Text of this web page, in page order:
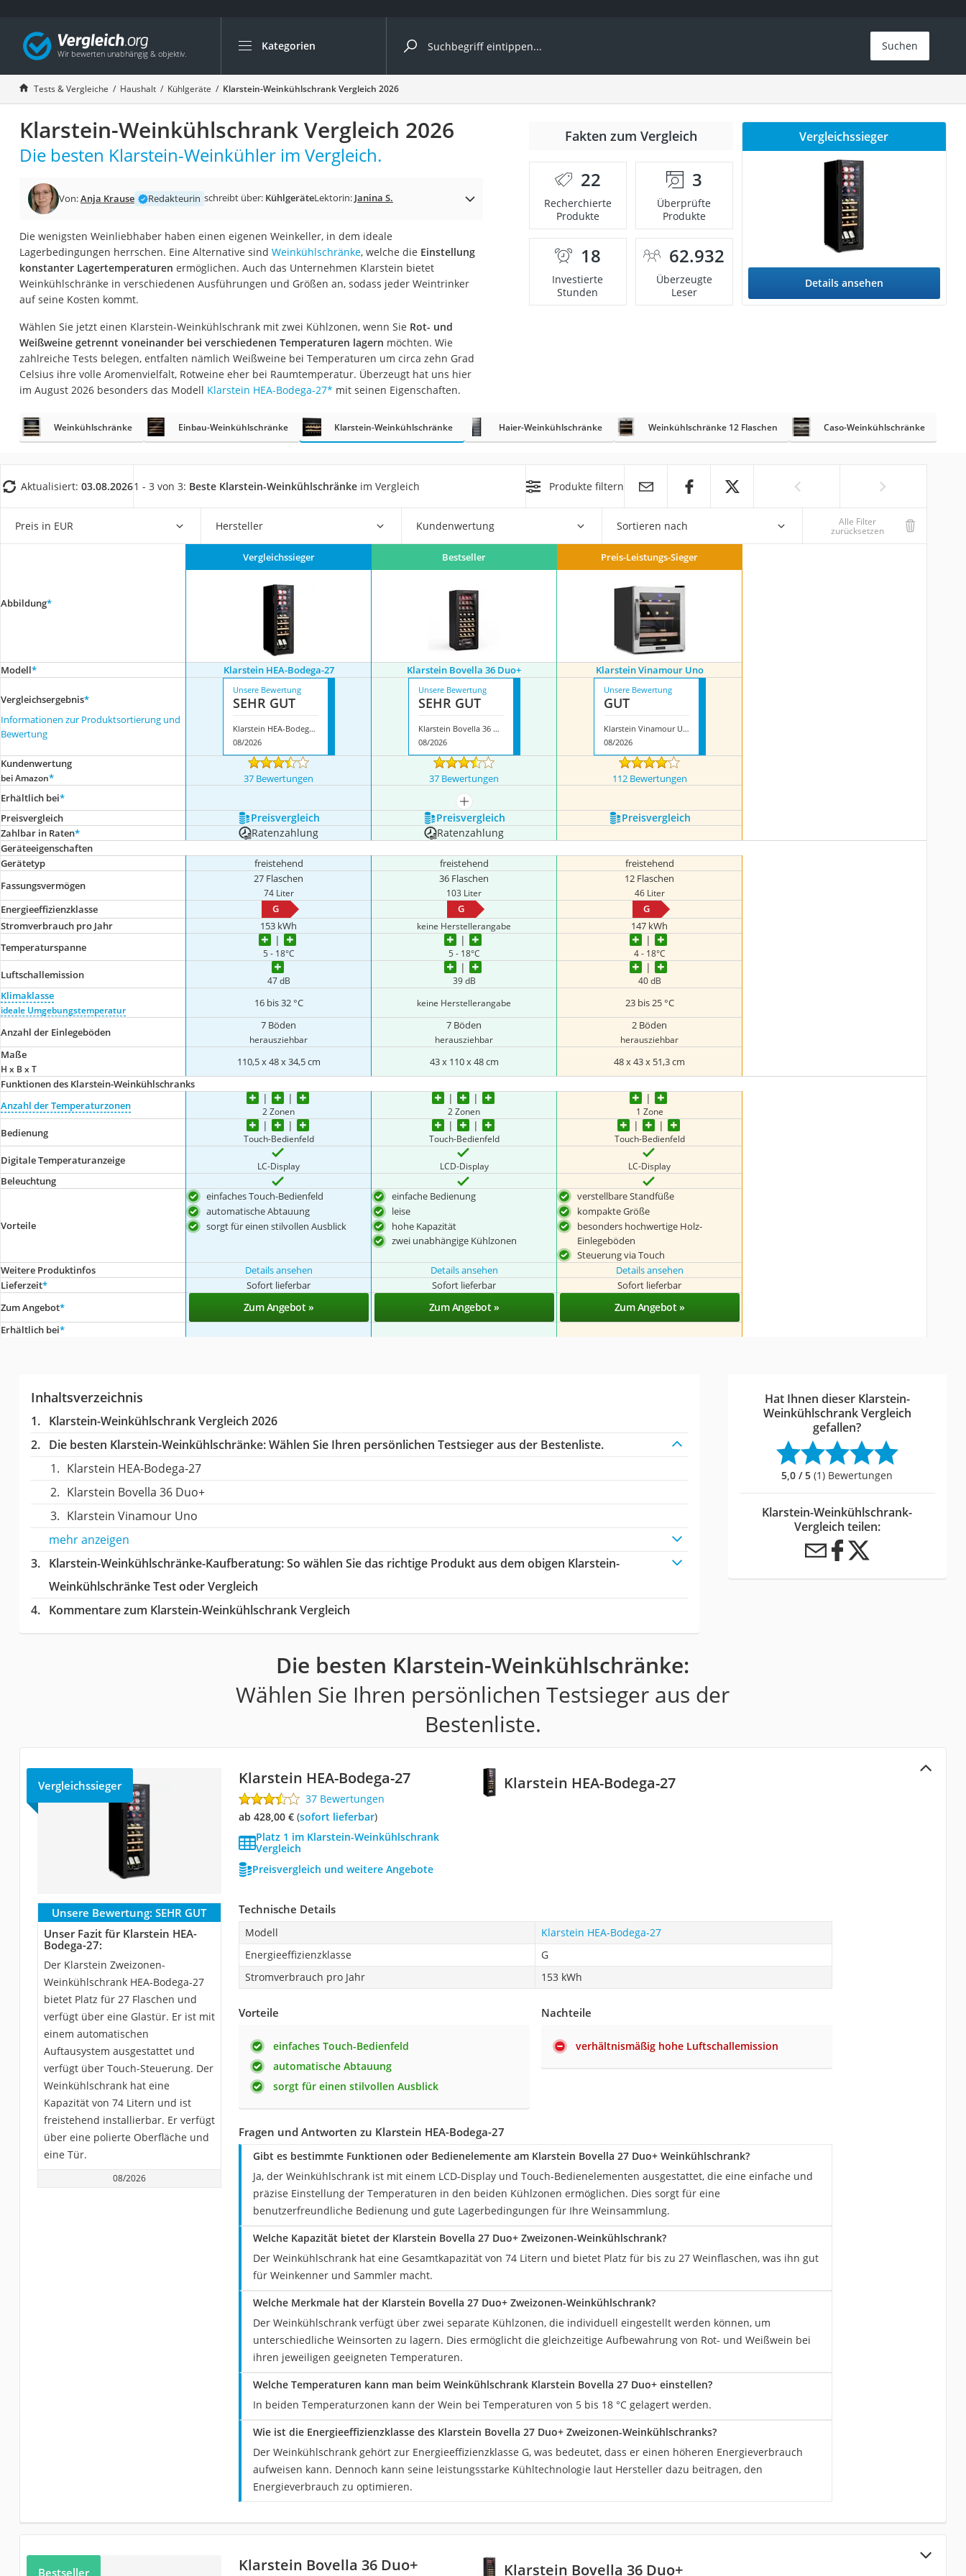
Kategorien
Die beliebtesten Vergleiche nach Kategorie
Haushalt
Wassersprudler
Zentralstaubsauger
Brotbackautomat
Wäschespinne
Spülmaschinentabs
Akku-Staubsauger
Eierkocher
Saug-Wisch-Roboter
Handstaubsauger
Milchaufschäumer
Kondenstrockner
Reiskocher
Heißwasserspender
Ecovacs-Saugroboter
Service
Suchen
Tests & Vergleiche Haushalt Kühlgeräte Klarstein-Weinkühlschrank Vergleich 2026
Klarstein-Weinkühlschrank Vergleich 2026
Die besten Klarstein-Weinkühler im Vergleich.
Von:Anja Krause Redakteurin schreibt über: KühlgeräteLektorin: Janina S.
Die wenigsten Weinliebhaber haben einen eigenen Weinkeller, in dem ideale
Lagerbedingungen herrschen. Eine Alternative sind Weinkühlschränke, welche die Einstellung
konstanter Lagertemperaturen ermöglichen. Auch das Unternehmen Klarstein bietet
Weinkühlschränke in verschiedenen Ausführungen und Größen an, sodass jeder Weintrinker
auf seine Kosten kommt.
Wählen Sie jetzt einen Klarstein-Weinkühlschrank mit zwei Kühlzonen, wenn Sie Rot- und
Weißweine getrennt voneinander bei verschiedenen Temperaturen lagern möchten. Wie
zahlreiche Tests belegen, entfalten nämlich Weißweine bei Temperaturen um circa zehn Grad
Celsius ihre volle Aromenvielfalt, Rotweine eher bei Raumtemperatur. Überzeugt hat uns hier
im August 2026 besonders das Modell Klarstein HEA-Bodega-27* mit seinen Eigenschaften.
Fakten zum Vergleich
22
Recherchierte
Produkte
3
Überprüfte
Produkte
18
Investierte
Stunden
62.932
Überzeugte
Leser
Vergleichssieger
Details ansehen
Weinkühlschränke Einbau-Weinkühlschränke Klarstein-Weinkühlschränke Haier-Weinkühlschränke Weinkühlschränke 12 Flaschen Caso-Weinkühlschränke
Aktualisiert: 03.08.20261 - 3 von 3: Beste Klarstein-Weinkühlschränke im Vergleich Produkte filtern
Preis in EUR Hersteller Kundenwertung Sortieren nach Alle Filter
zurücksetzen
Abbildung*
Vergleichssieger Bestseller Preis-Leistungs-Sieger
Modell* Klarstein HEA-Bodega-27 Klarstein Bovella 36 Duo+ Klarstein Vinamour Uno
Vergleichsergebnis*
Informationen zur Produktsortierung und
Bewertung
Unsere Bewertung
SEHR GUT
Klarstein HEA-Bodega-27
08/2026
Unsere Bewertung
SEHR GUT
Klarstein Bovella 36 Duo+
08/2026
Unsere Bewertung
GUT
Klarstein Vinamour Uno
08/2026
Kundenwertung
bei Amazon* 37 Bewertungen 37 Bewertungen
112 Bewertungen
Erhältlich bei*
mehr anzeigen
Preis­vergleich
Preis­vergleich Preis­vergleich Preis­vergleich
Zahlbar in Raten* Ratenzahlung Ratenzahlung
Geräteeigenschaften
Gerätetyp
freistehend freistehend
freistehend
Fassungsvermögen
27 Flaschen
74 Liter
36 Flaschen
103 Liter
12 Flaschen
46 Liter
Energieeffizienzklasse G G
G
Stromverbrauch pro Jahr
153 kWh keine Herstellerangabe
147 kWh
Temperaturspanne
5 - 18°C 5 - 18°C 4 - 18°C
Luftschallemission 47 dB 39 dB 40 dB
Klimaklasse
ideale Umgebungstemperatur
16 bis 32 °C keine Herstellerangabe 23 bis 25 °C
Anzahl der Einlegeböden
7 Böden
herausziehbar
7 Böden
herausziehbar
2 Böden
herausziehbar
Maße
H x B x T
110,5 x 48 x 34,5 cm 43 x 110 x 48 cm
48 x 43 x 51,3 cm
Funktionen des Klarstein-Weinkühlschranks
Anzahl der Temperaturzonen
2 Zonen 2 Zonen 1 Zone
Bedienung Touch-Bedienfeld Touch-Bedienfeld Touch-Bedienfeld
Digitale Temperaturanzeige LC-Display LCD-Display LC-Display
Beleuchtung
Vorteile
einfaches Touch-Bedienfeld
automatische Abtauung
sorgt für einen stilvollen Ausblick
einfache Bedienung
leise
hohe Kapazität
zwei unabhängige Kühlzonen
verstellbare Standfüße
kompakte Größe
besonders hochwertige Holz-
Einlegeböden
Steuerung via Touch
Weitere Produktinfos
Details ansehen Details ansehen
Details ansehen
Lieferzeit* Sofort lieferbar Sofort lieferbar
Sofort lieferbar
Zum Angebot* Zum Angebot » Zum Angebot » Zum Angebot »
Erhältlich bei*
Inhaltsverzeichnis
Klarstein-Weinkühlschrank Vergleich 2026
Die besten Klarstein-Weinkühlschränke:Wählen Sie Ihren persönlichen Testsieger aus der Bestenliste.
Klarstein HEA-Bodega-27
Klarstein Bovella 36 Duo+
Klarstein Vinamour Uno
mehr anzeigen
Klarstein-Weinkühlschränke-Kaufberatung: So wählen Sie das richtige Produkt aus dem obigen Klarstein-
Weinkühlschränke Test oder Vergleich
Kommentare zum Klarstein-Weinkühlschrank Vergleich
Hat Ihnen dieser Klarstein-
Weinkühlschrank Vergleich
gefallen?
5,0 / 5 (1) Bewertungen
Klarstein-Weinkühlschrank-
Vergleich teilen:
Die besten Klarstein-Weinkühlschränke:
Wählen Sie Ihren persönlichen Testsieger aus der
Bestenliste.
Klarstein HEA-Bodega-27
Vergleichssieger Klarstein HEA-Bodega-27
37 Bewertungen
ab 428,00 €( Sofort lieferbar)
Platz 1 im Klarstein-Weinkühlschrank
Vergleich
Preisvergleich und weitere Angebote
Unsere Bewertung: SEHR GUT
Unser Fazit für Klarstein HEA-
Bodega-27:
Der Klarstein Zweizonen-
Weinkühlschrank HEA-Bodega-27
bietet Platz für 27 Flaschen und
verfügt über eine Glastür. Er ist mit
einem automatischen
Auftausystem ausgestattet und
verfügt über Touch-Steuerung. Der
Weinkühlschrank hat eine
Kapazität von 74 Litern und ist
freistehend installierbar. Er verfügt
über eine polierte Oberfläche und
eine Tür.
08/2026
Technische Details
Modell
Klarstein HEA-Bodega-27
Energieeffizienzklasse
G
Stromverbrauch pro Jahr
153 kWh
Vorteile
einfaches Touch-Bedienfeld
automatische Abtauung
sorgt für einen stilvollen Ausblick
Nachteile
verhältnismäßig hohe Luftschallemission
Fragen und Antworten zu Klarstein HEA-Bodega-27
Gibt es bestimmte Funktionen oder Bedienelemente am Klarstein Bovella 27 Duo+ Weinkühlschrank?
Ja, der Weinkühlschrank ist mit einem LCD-Display und Touch-Bedienelementen ausgestattet, die eine einfache und
präzise Einstellung der Temperaturen in den beiden Kühlzonen ermöglichen. Dies sorgt für eine
benutzerfreundliche Bedienung und gute Lagerbedingungen für Ihre Weinsammlung.
Welche Kapazität bietet der Klarstein Bovella 27 Duo+ Zweizonen-Weinkühlschrank?
Der Weinkühlschrank hat eine Gesamtkapazität von 74 Litern und bietet Platz für bis zu 27 Weinflaschen, was ihn gut
für Weinkenner und Sammler macht.
Welche Merkmale hat der Klarstein Bovella 27 Duo+ Zweizonen-Weinkühlschrank?
Der Weinkühlschrank verfügt über zwei separate Kühlzonen, die individuell eingestellt werden können, um
unterschiedliche Weinsorten zu lagern. Dies ermöglicht die gleichzeitige Aufbewahrung von Rot- und Weißwein bei
ihren jeweiligen geeigneten Temperaturen.
Welche Temperaturen kann man beim Weinkühlschrank Klarstein Bovella 27 Duo+ einstellen?
In beiden Temperaturzonen kann der Wein bei Temperaturen von 5 bis 18 °C gelagert werden.
Wie ist die Energieeffizienzklasse des Klarstein Bovella 27 Duo+ Zweizonen-Weinkühlschranks?
Der Weinkühlschrank gehört zur Energieeffizienzklasse G, was bedeutet, dass er einen höheren Energieverbrauch
aufweisen kann. Dennoch kann seine leistungsstarke Kühltechnologie laut Hersteller dazu beitragen, den
Energieverbrauch zu optimieren.
Klarstein Bovella 36 Duo+
Bestseller Klarstein Bovella 36 Duo+